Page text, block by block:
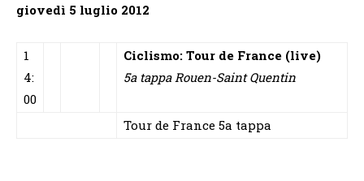
giovedì 5 luglio 2012
1
4:
00
Ciclismo: Tour de France (live)
5a tappa Rouen-Saint Quentin
Tour de France 5a tappa